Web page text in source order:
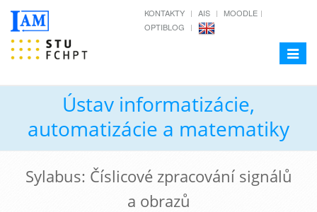
KONTAKTY AIS
MOODLE
OPTIBLOG
Toggle
Ústav informatizácie,
automatizácie a matematiky
Sylabus: Číslicové zpracování signálů
a obrazů